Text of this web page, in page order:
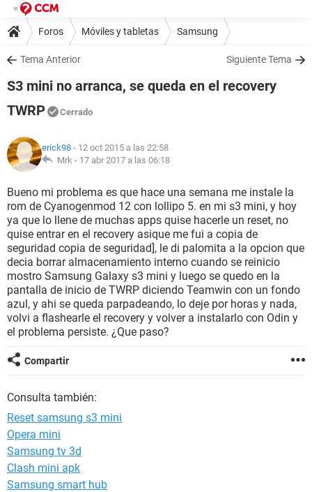
Foros Móviles y tabletas Samsung
Tema Anterior Siguiente Tema
S3 mini no arranca, se queda en el recovery
TWRP
Cerrado
erick98 - 12 oct 2015 a las 22:58
Mrk - 17 abr 2017 a las 06:18
Bueno mi problema es que hace una semana me instale la
rom de Cyanogenmod 12 con lollipo 5. en mi s3 mini, y hoy
ya que lo llene de muchas apps quise hacerle un reset, no
quise entrar en el recovery asique me fui a copia de
seguridad copia de seguridad], le di palomita a la opcion que
decia borrar almacenamiento interno cuando se reinicio
mostro Samsung Galaxy s3 mini y luego se quedo en la
pantalla de inicio de TWRP diciendo Teamwin con un fondo
azul, y ahi se queda parpadeando, lo deje por horas y nada,
volvi a flashearle el recovery y volver a instalarlo con Odin y
el problema persiste. ¿Que paso?
Compartir
Consulta también:
Reset samsung s3 mini
Opera mini
Samsung tv 3d
Clash mini apk
Samsung smart hub